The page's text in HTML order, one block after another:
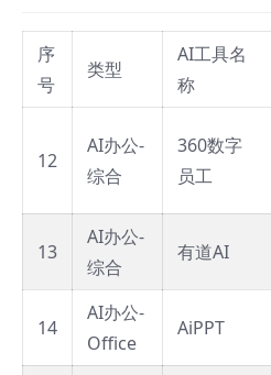
序
号
类型
AI工具名
称
12
AI办公-
综合
360数字
员工
13
AI办公-
综合
有道AI
14
AI办公-
Office
AiPPT